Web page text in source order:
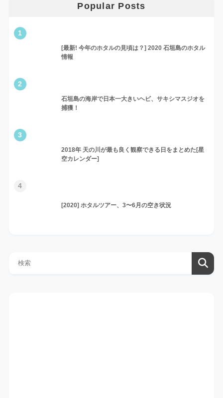
Popular Posts
1
[最新! 今年のホタルの見頃は？] 2020 石垣島のホタル
情報
2
石垣島の海岸で日本一大きいヘビ、サキシマスジオを
捕獲！
3
2018年 天の川が最も良く観察できる日をまとめた[星
空カレンダー]
4
[2020] ホタルツアー、3〜6月の空き状況